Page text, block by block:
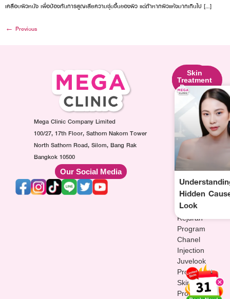
เคลือบผิวหนัง เพื่อป้องกันการสูญเสียความชุ่มชื้นของผิว แต่ถ้าหากผิวแห้งมากเกินไป […]
← Previous
Mega Clinic Company Limited
100/27, 17th Floor, Sathorn Nakorn Tower
North Sathorn Road, Silom, Bang Rak
Bangkok 10500
Our Social Media
Facial
Contouring
Program
Injection
Program
Filler
Injection
Program
Program
Skin
Lifting
Program
Ultraformer
Program
Program
Thermage
Program
HArmonyCa
Injection
Program
Skin
Treatment
Program
Collagen
Injection
Program
AuraWhite
Injection
drip
Injection
Program
Rejuran
Program
Chanel
Injection
Juvelook
Program
Skinvive
Program
Hidden
Look